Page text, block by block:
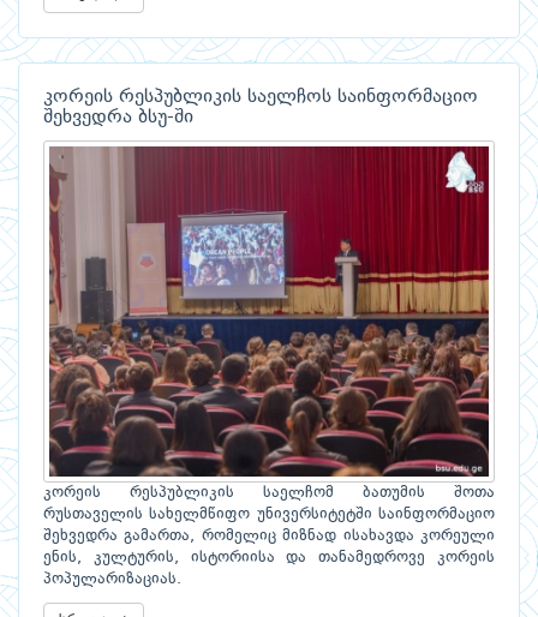
კორეის რესპუბლიკის საელჩოს საინფორმაციო
შეხვედრა ბსუ-ში
კორეის რესპუბლიკის საელჩომ ბათუმის შოთა
რუსთაველის სახელმწიფო უნივერსიტეტში საინფორმაციო
შეხვედრა გამართა, რომელიც მიზნად ისახავდა კორეული
ენის, კულტურის, ისტორიისა და თანამედროვე კორეის
პოპულარიზაციას.